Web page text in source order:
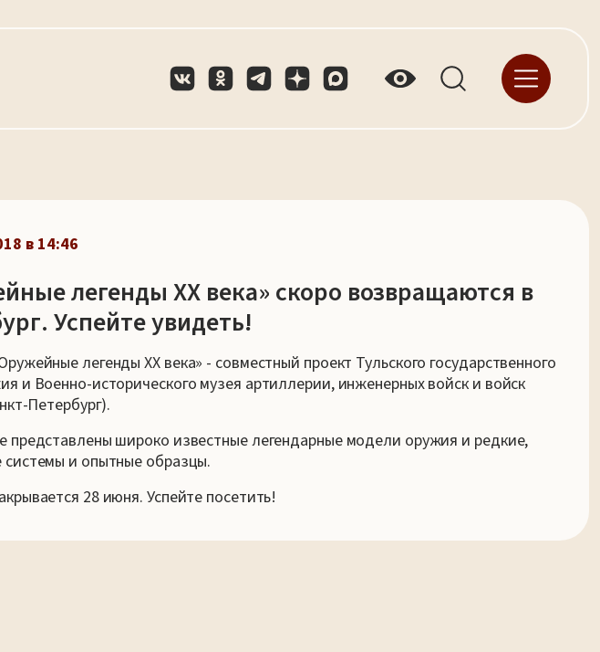
в 14:46
легенды XX века» скоро возвращаются в
Успейте увидеть!
легенды XX века» - совместный проект Тульского государственного
и Военно-исторического музея артиллерии, инженерных войск и войск
Петербург).
представлены широко известные легендарные модели оружия и редкие,
системы и опытные образцы.
28 июня. Успейте посетить!